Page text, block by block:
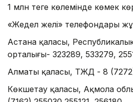
1 млн теңге көлемінде көмек
«Жедел желі» телефондары
Астана қаласы,
орталығы- 323289, 533279,
Алматы қаласы, ТЖД - 8
Көкшетау қаласы, Ақмола